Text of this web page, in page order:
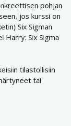
pohjan
jos kurssi on
Six Sigman
Harry: Six Sigma
tilastollisiin
tai